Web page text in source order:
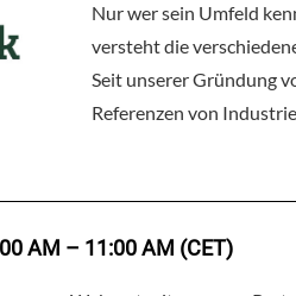
Nur wer sein Umfeld
versteht die
Seit unserer Gründung
Referenzen von
AM – 11:00 AM (CET)